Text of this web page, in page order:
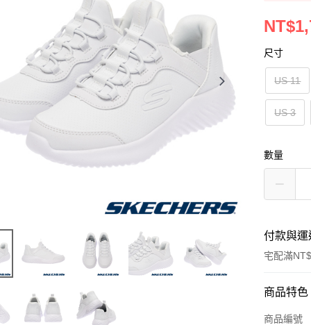
尺寸
US 11
US 3
數量
付款與運
宅配滿
付款方式
信用卡一次
商品特色
商品編號